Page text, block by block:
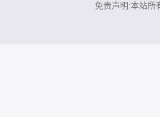
免责声明:本站所